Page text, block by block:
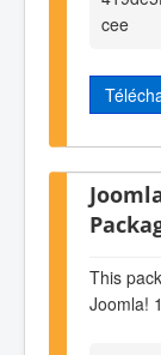
cee
This
Joomla!